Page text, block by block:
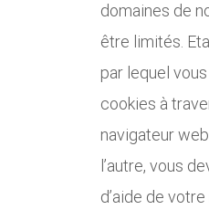
domaines de
être limités.
par lequel
cookies à
navigateur
l’autre, vous
d’aide de